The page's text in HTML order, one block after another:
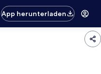
App herunterladen